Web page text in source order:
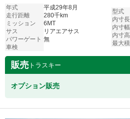
ト6速MT
年式
平成29年8月
走行距離
280千km
ミッション
6MT
サス
リアエアサス
パワーゲート 無
車検
型式
内寸
内寸幅
内寸
最大
販売 トラスキー
オプション販売